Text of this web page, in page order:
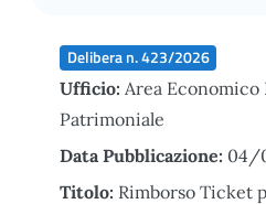
Delibera n. 423/2026
Ufficio: Area Economico
Patrimoniale
Data Pubblicazione: 04/
Titolo: Rimborso Ticket